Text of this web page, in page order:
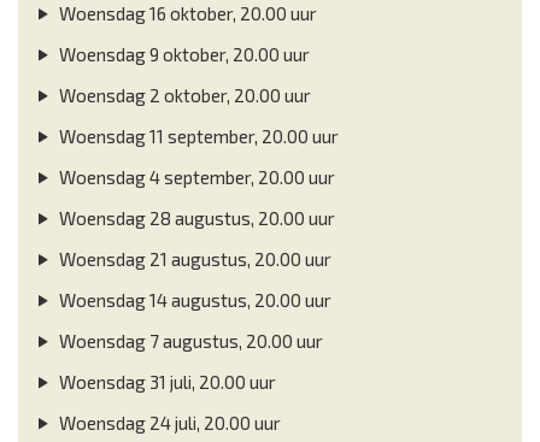
Woensdag 16 oktober, 20.00 uur
Woensdag 9 oktober, 20.00 uur
Woensdag 2 oktober, 20.00 uur
Woensdag 11 september, 20.00 uur
Woensdag 4 september, 20.00 uur
Woensdag 28 augustus, 20.00 uur
Woensdag 21 augustus, 20.00 uur
Woensdag 14 augustus, 20.00 uur
Woensdag 7 augustus, 20.00 uur
Woensdag 31 juli, 20.00 uur
Woensdag 24 juli, 20.00 uur